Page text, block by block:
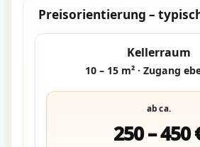
Preisorientierung –
Kellerraum
10 – 15 m² · Zugang
ab ca.
250 – 450